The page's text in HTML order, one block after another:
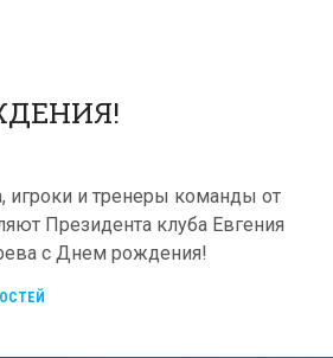
игроки и тренеры команды от
Президента клуба Евгения
с Днем рождения!